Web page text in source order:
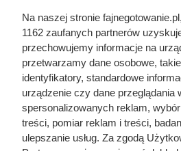
Często
Jak zrobić grzanki
Jak zrobić grzanki do
Na naszej stronie
1162 zaufanych partnerów
przechowujemy informacje na
przetwarzamy dane osobowe,
identyfikatory, standardowe
urządzenie czy dane przeglądania
spersonalizowanych reklam,
treści, pomiar reklam i treści,
ulepszanie usług. Za zgodą